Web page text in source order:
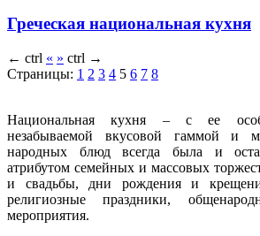
Греческая национальная кухня
← ctrl « » ctrl →
Страницы: 1 2 3 4 5 6 7 8
Национальная кухня – с ее
незабываемой вкусовой гаммой и
народных блюд всегда была и
атрибутом семейных и массовых
и свадьбы, дни рождения и
религиозные праздники,
мероприятия.